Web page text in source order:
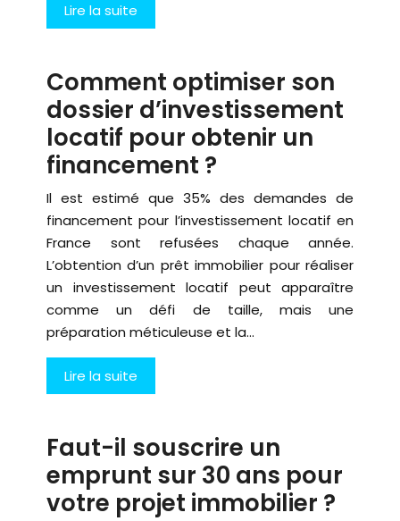
Lire la suite
Comment optimiser son
dossier d’investissement
locatif pour obtenir un
financement ?
Il est estimé que 35% des demandes de
financement pour l’investissement locatif en
France sont refusées chaque année.
L’obtention d’un prêt immobilier pour réaliser
un investissement locatif peut apparaître
comme un défi de taille, mais une
préparation méticuleuse et la…
Lire la suite
Faut-il souscrire un
emprunt sur 30 ans pour
votre projet immobilier ?